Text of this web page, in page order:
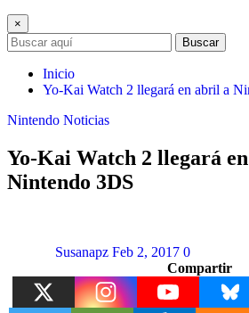
×
Buscar
Inicio
Yo-Kai Watch 2 llegará en abril a
Nintendo Noticias
Yo-Kai Watch 2 llegará
Nintendo 3DS
Susanapz Feb 2, 2017 0
Compartir